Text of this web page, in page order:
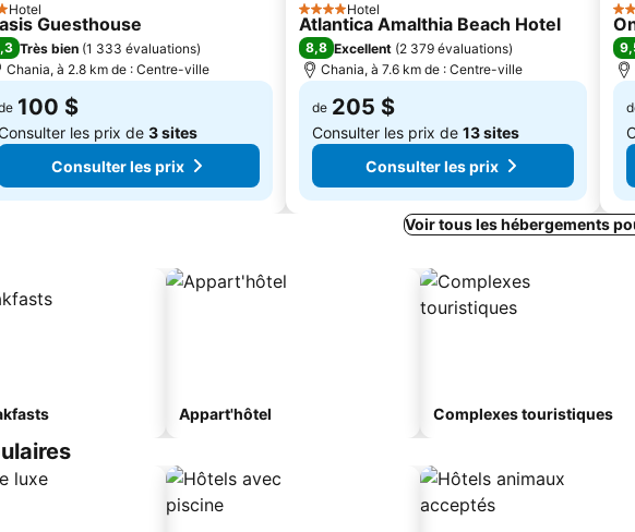
Hotel
Guesthouse
Très bien (1 333 évaluations)
Chania, à 2.8 km de : Centre-ville
100 $
les prix de 3 sites
Consulter les prix
4 ÉtoilesHotel
Atlantica Amalthia Beach Hotel
8,8 Excellent (2 379 évaluations)
Chania, à 7.6 km de : Centre-ville
de 205 $
Consulter les prix de 13 sites
Consulter les prix
4
Voir tous les hébergements
Appart'hôtel Complexes touristiques